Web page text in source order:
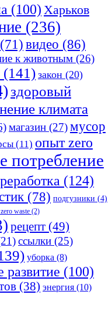
(100) Харьков
(236)
(71) видео (86)
к животным (26)
(141) закон (20)
здоровый
климата
магазин (27)мусор
(11) опыт zero
потребление
(124)
(78) подгузники (4)
waste (2)
рецепт (49)
ссылки (25)
уборка (8)
развитие (100)
(38) энергия (10)